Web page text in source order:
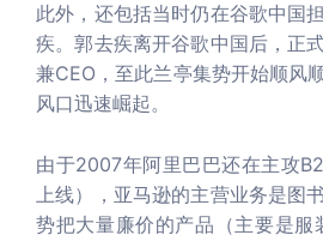
此外，还包括当时仍在谷歌中国
疾。郭去疾离开谷歌中国后，正
兼CEO，至此兰亭集势开始顺风
风口迅速崛起。
由于2007年阿里巴巴还在主攻
上线），亚马逊的主营业务是图
势把大量廉价的产品（主要是服